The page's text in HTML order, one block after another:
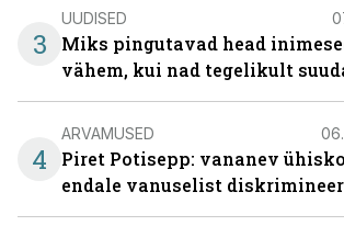
3
UUDISED
Miks pingutavad head
vähem, kui nad tegelikult
4
ARVAMUSED
Piret Potisepp: vananev
endale vanuselist